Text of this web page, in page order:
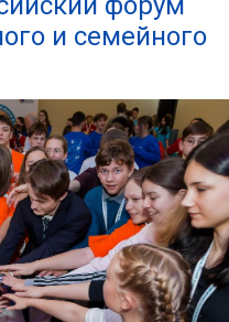
и семейного